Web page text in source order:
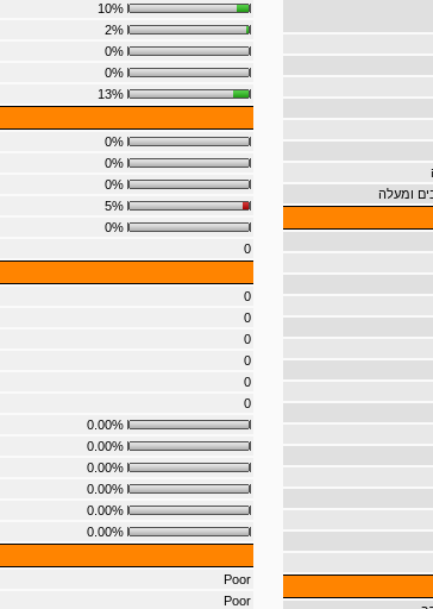
10%
2%
0%
0%
13%
0%
0%
0%
5%
0%
0
0
0
0
0
0
0
0.00%
0.00%
0.00%
0.00%
0.00%
0.00%
Poor
Poor